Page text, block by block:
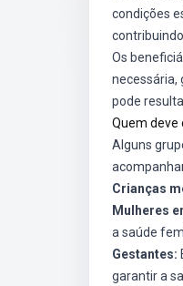
condições
Os
necessária,
pode
Quem deve
Alguns
Crianças
Mulheres
a saúde
Gestantes:
garantir a